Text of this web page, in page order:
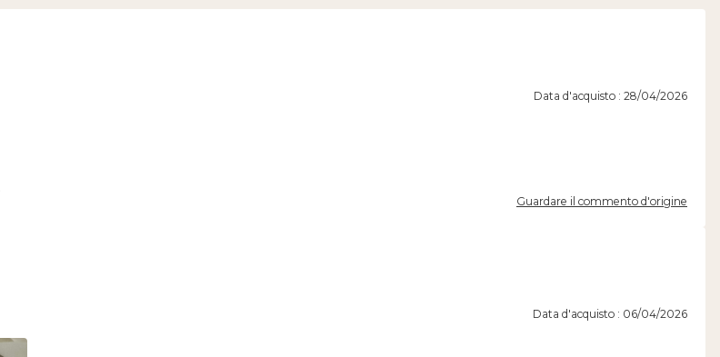
Data d'acquisto : 28/04/2026
Guardare il commento d'origine
Data d'acquisto : 06/04/2026